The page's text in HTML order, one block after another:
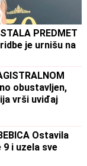
PREDMET
je urnišu na
obustavljen,
vrši uviđaj
Ostavila
i uzela sve